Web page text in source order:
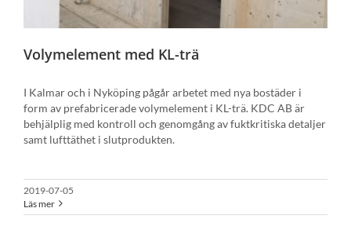
Volymelement med KL-trä
I Kalmar och i Nyköping pågår arbetet med nya bostäder i
form av prefabricerade volymelement i KL-trä. KDC AB är
behjälplig med kontroll och genomgång av fuktkritiska detaljer
samt lufttäthet i slutprodukten.
2019-07-05
Läs mer